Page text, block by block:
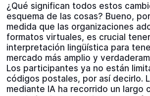
¿Qué significan todos estos
esquema de las cosas? Bueno,
medida que las organizaciones
formatos virtuales, es crucial
interpretación lingüística para
mercado más amplio y
Los participantes ya no están
códigos postales, por así decirlo.
mediante IA ha recorrido un largo